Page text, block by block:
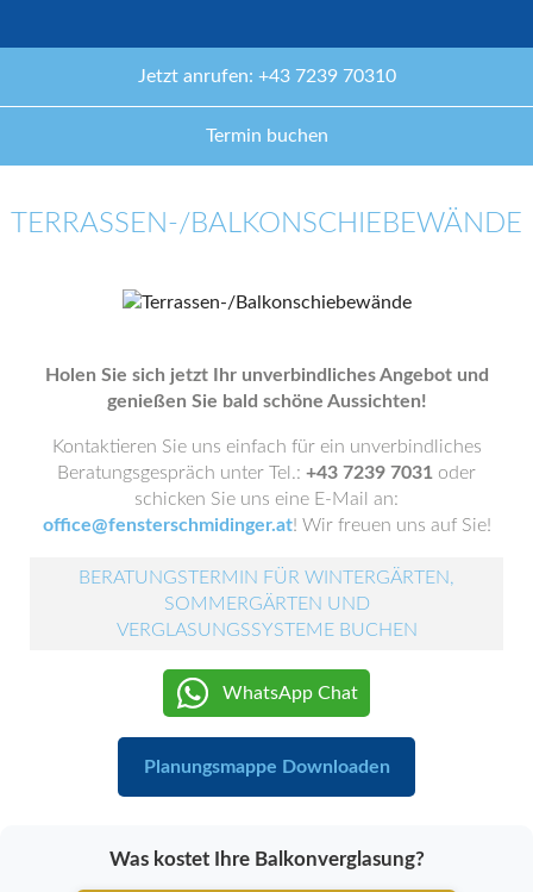
Jetzt anrufen: +43 7239 70310
Termin buchen
TERRASSEN-/BALKONSCHIEBEWÄNDE
Holen Sie sich jetzt Ihr unverbindliches Angebot und
genießen Sie bald schöne Aussichten!
Kontaktieren Sie uns einfach für ein unverbindliches
Beratungsgespräch unter Tel.: +43 7239 7031 oder
schicken Sie uns eine E-Mail an:
office@fensterschmidinger.at! Wir freuen uns auf Sie!
BERATUNGSTERMIN FÜR WINTERGÄRTEN,
SOMMERGÄRTEN UND
VERGLASUNGSSYSTEME BUCHEN
WhatsApp Chat
Planungsmappe Downloaden
Was kostet Ihre Balkonverglasung?